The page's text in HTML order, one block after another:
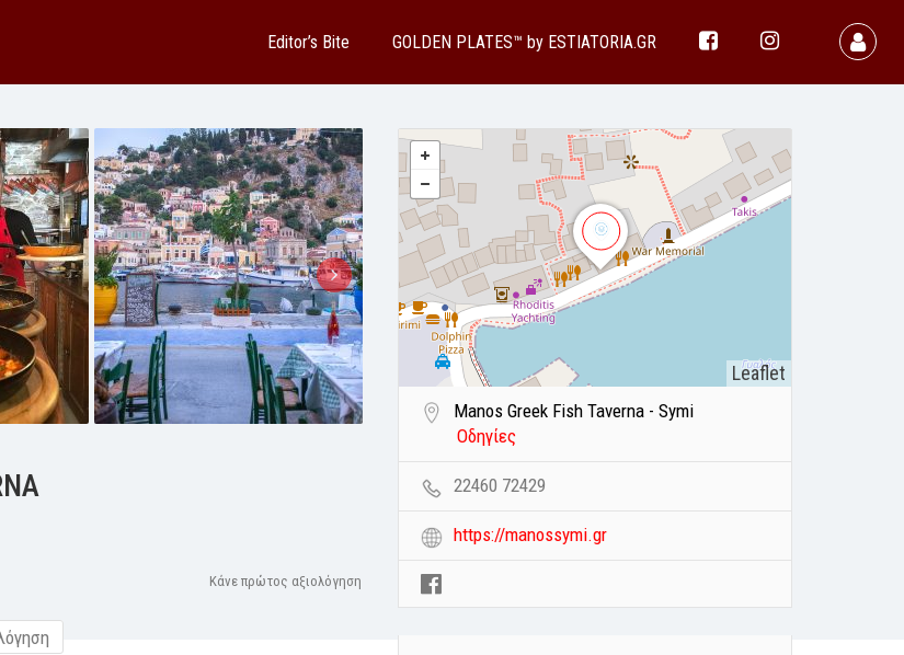
Editor’s Bite GOLDEN PLATES™ by ESTIATORIA.GR
Κάνε πρώτος αξιολόγηση
Leaflet
Manos Greek Fish Taverna - Symi
Οδηγίες
22460 72429
https://manossymi.gr